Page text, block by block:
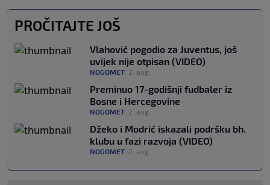
PROČITAJTE JOŠ
Vlahović pogodio za Juventus, još
uvijek nije otpisan (VIDEO)
NOGOMET 2. aug.
Preminuo 17-godišnji fudbaler iz
Bosne i Hercegovine
NOGOMET 2. aug.
Džeko i Modrić iskazali podršku bh.
klubu u fazi razvoja (VIDEO)
NOGOMET 2. aug.